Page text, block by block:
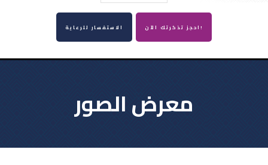
الاستفسار للرعاية احجز تذكرتك الآن!
معرض الصور